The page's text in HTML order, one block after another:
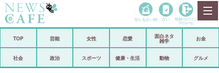
政治
当たる占い師 占い 登録• ログイン
マイルーム
TOP 芸能 女性 恋愛
面白ネタ
雑学
お金
社会 政治 スポーツ 健康・生活 動物 グルメ